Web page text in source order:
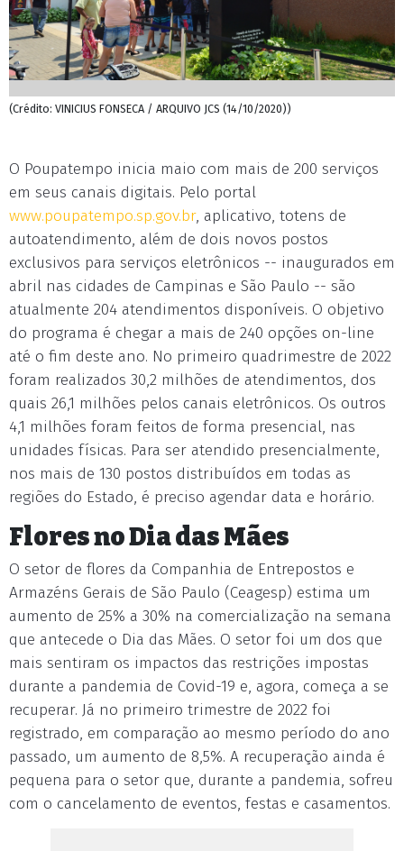
(Crédito: VINICIUS FONSECA / ARQUIVO JCS (14/10/2020))
O Poupatempo inicia maio com mais de 200 serviços
em seus canais digitais. Pelo portal
www.poupatempo.sp.gov.br, aplicativo, totens de
autoatendimento, além de dois novos postos
exclusivos para serviços eletrônicos -- inaugurados em
abril nas cidades de Campinas e São Paulo -- são
atualmente 204 atendimentos disponíveis. O objetivo
do programa é chegar a mais de 240 opções on-line
até o fim deste ano. No primeiro quadrimestre de 2022
foram realizados 30,2 milhões de atendimentos, dos
quais 26,1 milhões pelos canais eletrônicos. Os outros
4,1 milhões foram feitos de forma presencial, nas
unidades físicas. Para ser atendido presencialmente,
nos mais de 130 postos distribuídos em todas as
regiões do Estado, é preciso agendar data e horário.
Flores no Dia das Mães
O setor de flores da Companhia de Entrepostos e
Armazéns Gerais de São Paulo (Ceagesp) estima um
aumento de 25% a 30% na comercialização na semana
que antecede o Dia das Mães. O setor foi um dos que
mais sentiram os impactos das restrições impostas
durante a pandemia de Covid-19 e, agora, começa a se
recuperar. Já no primeiro trimestre de 2022 foi
registrado, em comparação ao mesmo período do ano
passado, um aumento de 8,5%. A recuperação ainda é
pequena para o setor que, durante a pandemia, sofreu
com o cancelamento de eventos, festas e casamentos.